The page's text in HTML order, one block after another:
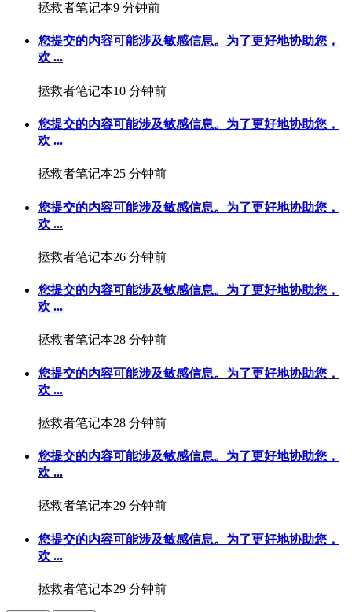
拯救者笔记本9 分钟前
您提交的内容可能涉及敏感信息。为了更好地协助您，
欢 ...
拯救者笔记本10 分钟前
您提交的内容可能涉及敏感信息。为了更好地协助您，
欢 ...
拯救者笔记本25 分钟前
您提交的内容可能涉及敏感信息。为了更好地协助您，
欢 ...
拯救者笔记本26 分钟前
您提交的内容可能涉及敏感信息。为了更好地协助您，
欢 ...
拯救者笔记本28 分钟前
您提交的内容可能涉及敏感信息。为了更好地协助您，
欢 ...
拯救者笔记本28 分钟前
您提交的内容可能涉及敏感信息。为了更好地协助您，
欢 ...
拯救者笔记本29 分钟前
您提交的内容可能涉及敏感信息。为了更好地协助您，
欢 ...
拯救者笔记本29 分钟前